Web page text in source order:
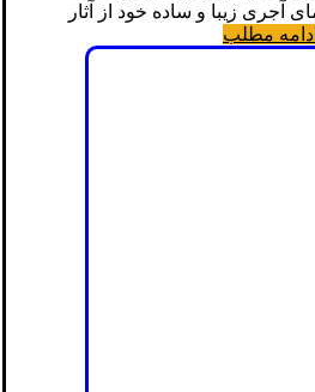
(نوغان 6) با نمای آجری زیبا و ساده خود از آثار
ادامه مطلب